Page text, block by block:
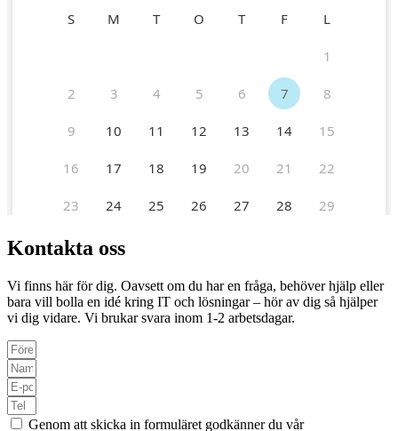
Kontakta oss
Vi finns här för dig. Oavsett om du har en fråga, behöver hjälp eller
bara vill bolla en idé kring IT och lösningar – hör av dig så hjälper
vi dig vidare. Vi brukar svara inom 1-2 arbetsdagar.
Genom att skicka in formuläret godkänner du vår